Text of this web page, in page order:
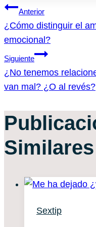
la
entrada:
de
entradas
Anterior
¿Cómo distinguir el
emocional?
Siguiente
¿No tenemos
van mal? ¿O al revés?
Similares
Sextip